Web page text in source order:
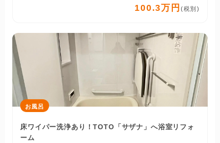
100.3万円 (税別)
お風呂
床ワイパー洗浄あり！TOTO「サザナ」へ浴室リフォ
ーム